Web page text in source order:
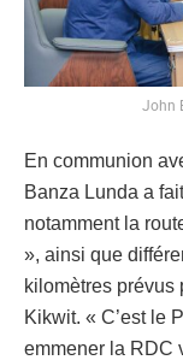
John
En communion
Banza Lunda a
notamment la
», ainsi que
kilomètres prévus
Kikwit. « C’est le
emmener la RDC